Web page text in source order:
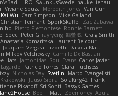
_ RO SwunkusSwede hauke lienau
Viviane Souza Meredith Jones Van Gun
Kai Wu Carr Simpson Mike Galland
Christian Tennant SporkSkaffel
Zac Zabawa
Pietro Piemontese Ronnie Barnett
Spec Peter G rayryeng 鸝瑩 魏 Craig Smith
Anastasia Komaritska Laurent Belcour
Joaquim Vergara Lizbeth Dakota Klatt
Milkov Velchevsky Camille De Bastiani
Hats Jamonidas Soul Evans Carlos Javier
Patricio Torres Clara Truchsess
Nicholas Day Svetlin
Marco Evangelisti
Juuso Sipilä SofaKing42 Frank
Pikatoff Sri Sonti Bassy's Games
Bob F Matt Zoemoney Azula